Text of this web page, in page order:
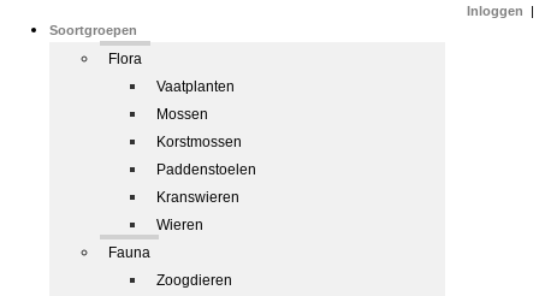
Soortgroepen
Flora
Vaatplanten
Mossen
Korstmossen
Paddenstoelen
Kranswieren
Wieren
Fauna
Zoogdieren
Inloggen |